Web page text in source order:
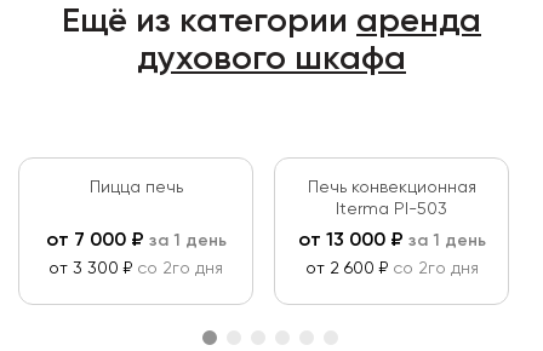
Ещё из категории аренда
духового шкафа
Пицца печь
от 7 000₽ за 1 день
от 3 300 ₽ со 2го дня
Печь конвекционная
Iterma PI-503
от 13 000₽ за 1 день
от 2 600 ₽ со 2го дня